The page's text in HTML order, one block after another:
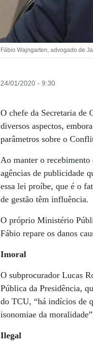
Fábio Wajngarten, advogado de
24/01/2020 - 9:30
O chefe da Secretaria de
diversos aspectos,
parâmetros sobre o
Ao manter o recebimento
agências de publicidade
essa lei proíbe, que é o
de gestão têm influência.
O próprio Ministério
Fábio repare os danos
Imoral
O subprocurador Lucas
Pública da Presidência,
do TCU, “há indícios de
isonomiae da
Ilegal